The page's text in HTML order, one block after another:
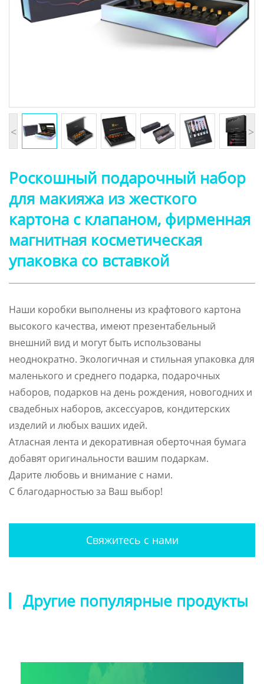
< >
Роскошный подарочный набор
для макияжа из жесткого
картона с клапаном, фирменная
магнитная косметическая
упаковка со вставкой
Наши коробки выполнены из крафтового картона
высокого качества, имеют презентабельный
внешний вид и могут быть использованы
неоднократно. Экологичная и стильная упаковка для
маленького и среднего подарка, подарочных
наборов, подарков на день рождения, новогодних и
свадебных наборов, аксессуаров, кондитерских
изделий и любых ваших идей.
Атласная лента и декоративная оберточная бумага
добавят оригинальности вашим подаркам.
Дарите любовь и внимание с нами.
С благодарностью за Ваш выбор!
Свяжитесь с нами
Другие популярные продукты